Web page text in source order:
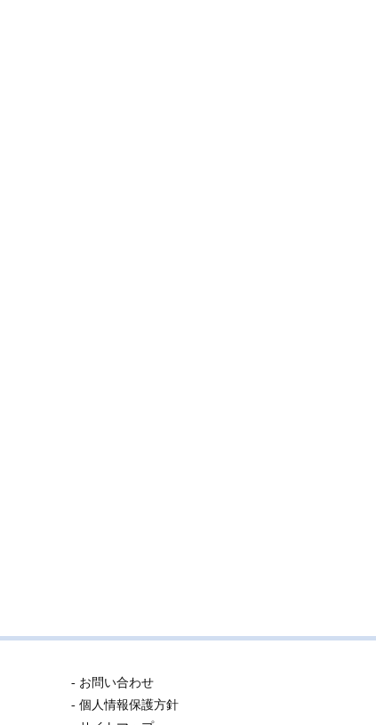
- お問い合わせ
- 個人情報保護方針